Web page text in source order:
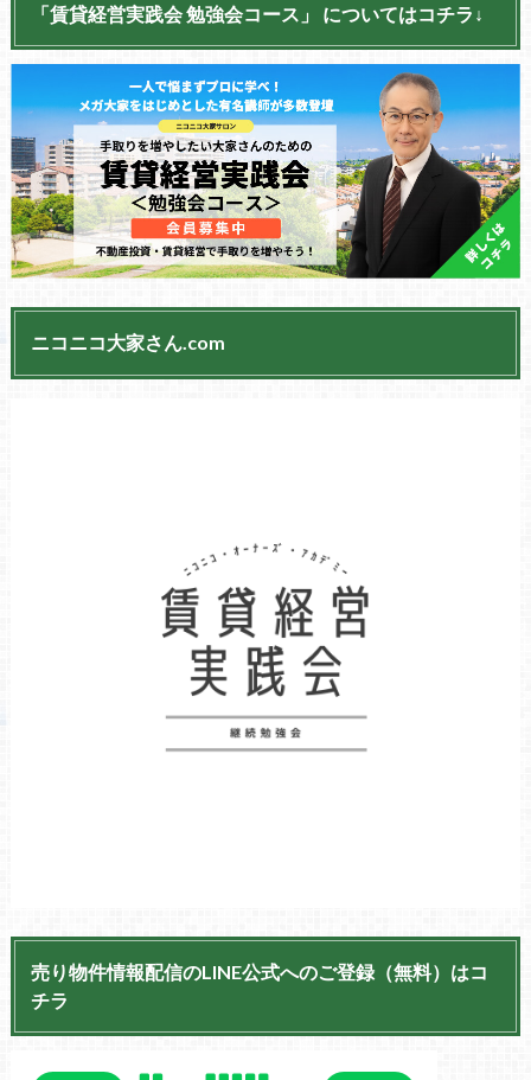
「賃貸経営実践会 勉強会コース」 についてはコチラ↓
ニコニコ大家さん.com
売り物件情報配信のLINE公式へのご登録（無料）はコ
チラ